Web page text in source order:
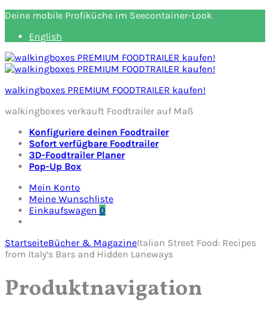
Deine mobile Profiküche im Seecontainer-Look
English
walkingboxes PREMIUM FOODTRAILER kaufen!
walkingboxes verkauft Foodtrailer auf Maß
Konfiguriere deinen Foodtrailer
Sofort verfügbare Foodtrailer
3D-Foodtrailer Planer
Pop-Up Box
Mein Konto
Meine Wunschliste
Einkaufswagen 0
StartseiteBücher & MagazineItalian Street Food: Recipes
from Italy’s Bars and Hidden Laneways
Produktnavigation